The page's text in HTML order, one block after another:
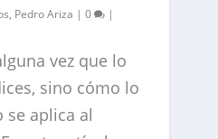
, Pedro Ariza |0 |
vez que lo
sino cómo lo
se aplica al